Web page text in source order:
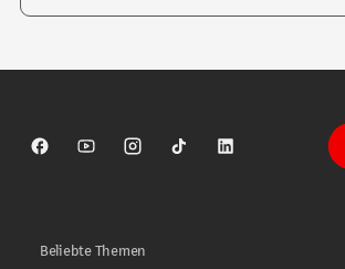
Sparkasse auf Facebook
Sparkasse auf Youtube
Sparkasse auf Instagram
Sparkasse auf TikTok
Sparkasse auf
Beliebte Themen